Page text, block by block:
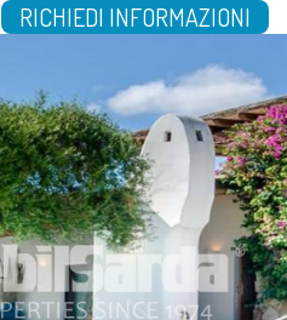
RICHIEDI INFORMAZIONI